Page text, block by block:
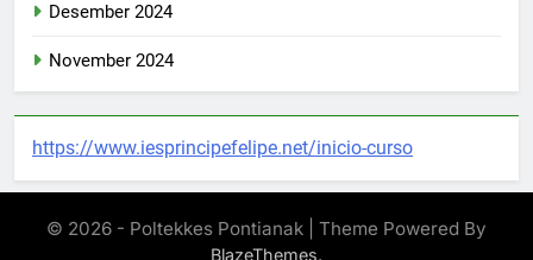
Desember 2024
November 2024
https://www.iesprincipefelipe.net/inicio-curso
© 2026 - Poltekkes Pontianak | Theme Powered By
BlazeThemes.